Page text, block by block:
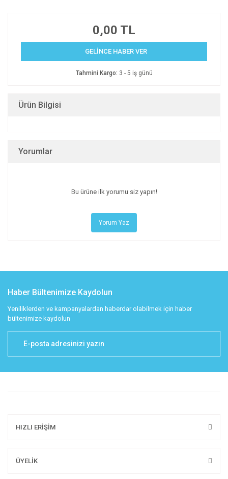
0,00 TL
GELİNCE HABER VER
Tahmini Kargo: 3 - 5 iş günü
Ürün Bilgisi
Yorumlar
Bu ürüne ilk yorumu siz yapın!
Yorum Yaz
Haber Bültenimize Kaydolun
Yeniliklerden ve kampanyalardan haberdar olabilmek için haber
bültenimize kaydolun
HIZLI ERİŞİM
ÜYELİK